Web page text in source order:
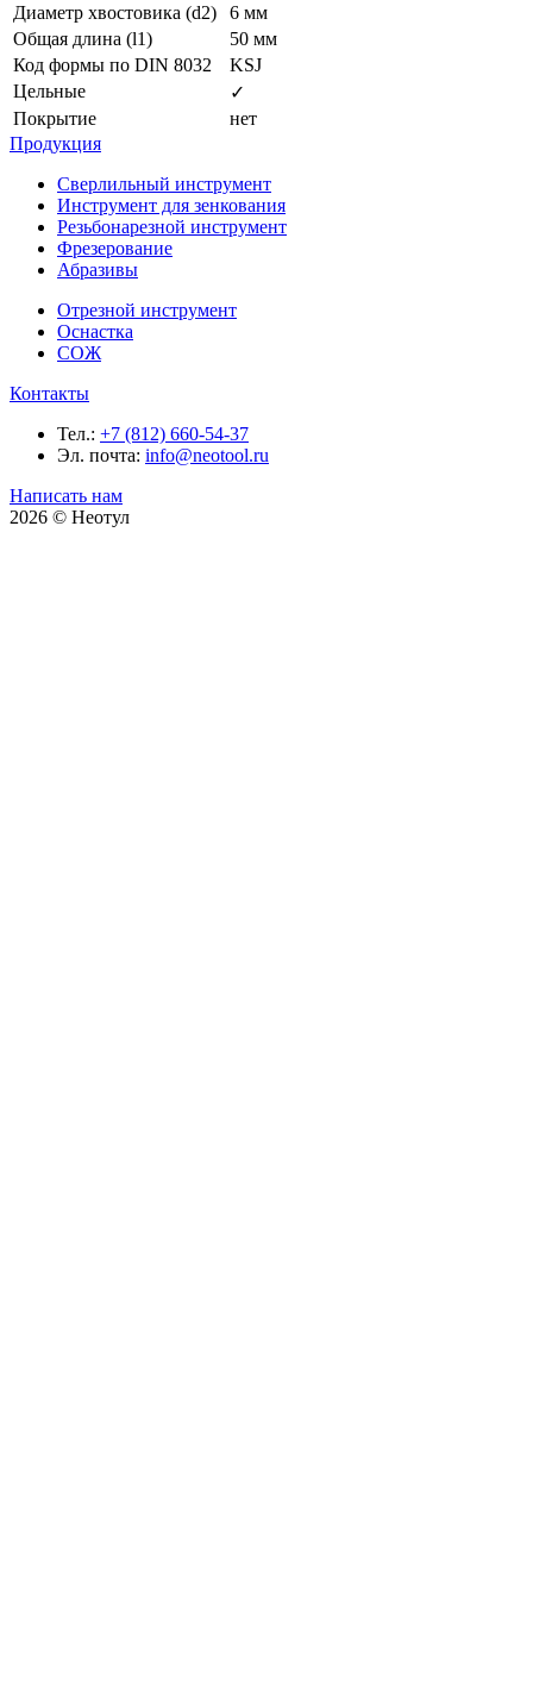
Диаметр хвостовика (d2)
6 мм
Общая длина (l1)
50 мм
Код формы по DIN 8032
KSJ
Цельные
✓
Покрытие
нет
Продукция
Сверлильный инструмент
Инструмент для зенкования
Резьбонарезной инструмент
Фрезерование
Абразивы
Отрезной инструмент
Оснастка
СОЖ
Контакты
Тел.: +7 (812) 660-54-37
Эл. почта: info@neotool.ru
Написать нам
2026 © Неотул